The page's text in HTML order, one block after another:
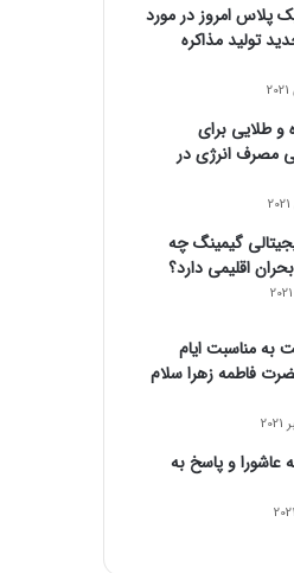
پلاس امروز در مورد
تولید مذاکره
و طلایی برای
مصرف انرژی در
گیمینگ چه
اقلیمی دارد؟
به مناسبت ایام
فاطمه زهرا سلام
عاشورا و پاسخ به